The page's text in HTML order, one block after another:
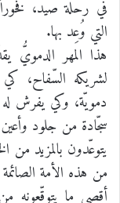
في رحلة صيد، فخوراً
التي وُعِد بها.
هذا المهر الدمويُّ
لشريكه السّفاح،
دمويّة، وكي يفرش له
سجّادة من جلود وأعين
يتوعّدون بالمزيد من
من هذه الأمة
أقصى ما يتوقّعونه